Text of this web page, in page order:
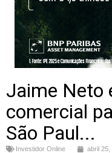
Jaime Neto
comercial
São Paul...
Investidor Online abril 25,